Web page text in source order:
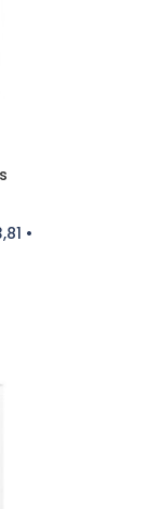
•